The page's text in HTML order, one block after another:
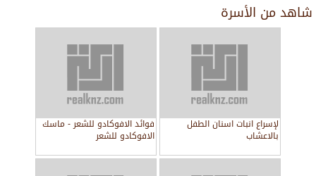
شاهد من الأسرة
لإسراع انبات اسنان الطفل
بالاعشاب
فوائد الافوكادو للشعر - ماسك
الافوكادو للشعر